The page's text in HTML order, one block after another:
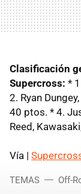
Clasificación
Supercross: *
2. Ryan
40 ptos. * 4.
Reed,
Vía |
TEMAS Off-